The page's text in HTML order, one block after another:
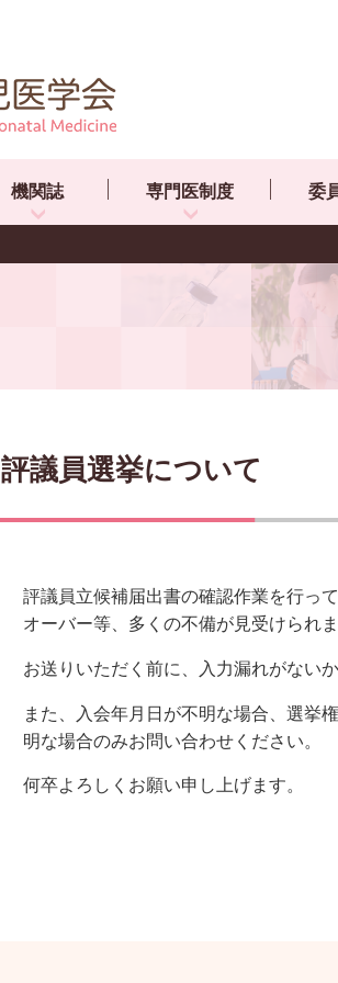
機関誌 専門医制度 委
評議員選挙について
評議員立候補届出書の確認作業を行っ
オーバー等、多くの不備が見受けられま
お送りいただく前に、入力漏れがない
また、入会年月日が不明な場合、選挙
明な場合のみお問い合わせください。
何卒よろしくお願い申し上げます。